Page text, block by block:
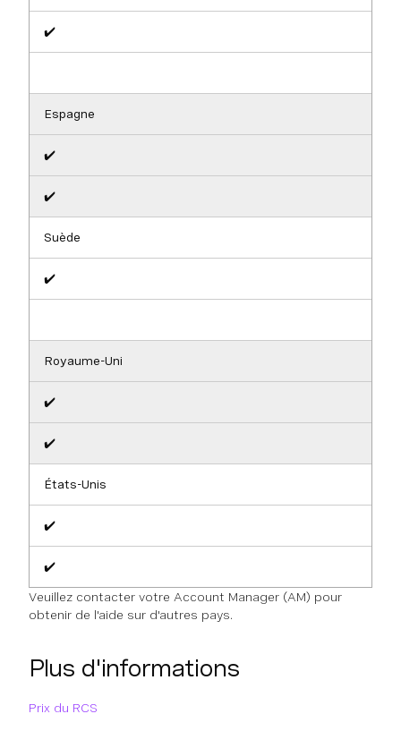
✔️
Espagne
✔️
✔️
Suède
✔️
Royaume-Uni
✔️
✔️
États-Unis
✔️
✔️
Veuillez contacter votre Account Manager (AM) pour
obtenir de l'aide sur d'autres pays.
Plus d'informations
Prix du RCS